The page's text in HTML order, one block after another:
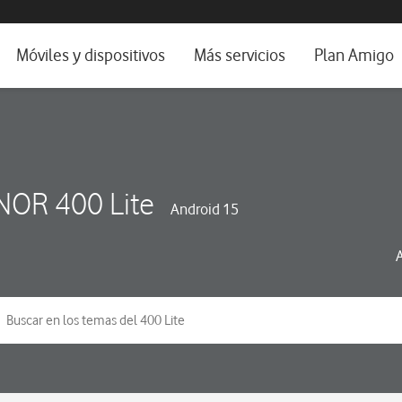
e idioma
Móviles y dispositivos Más servicios Plan Amigo
400 Lite Android 15